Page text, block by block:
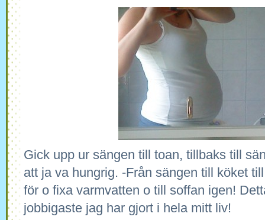
Gick upp ur sängen till toan, tillbaks till
att ja va hungrig. -Från sängen till köket
för o fixa varmvatten o till soffan igen!
jobbigaste jag har gjort i hela mitt liv!